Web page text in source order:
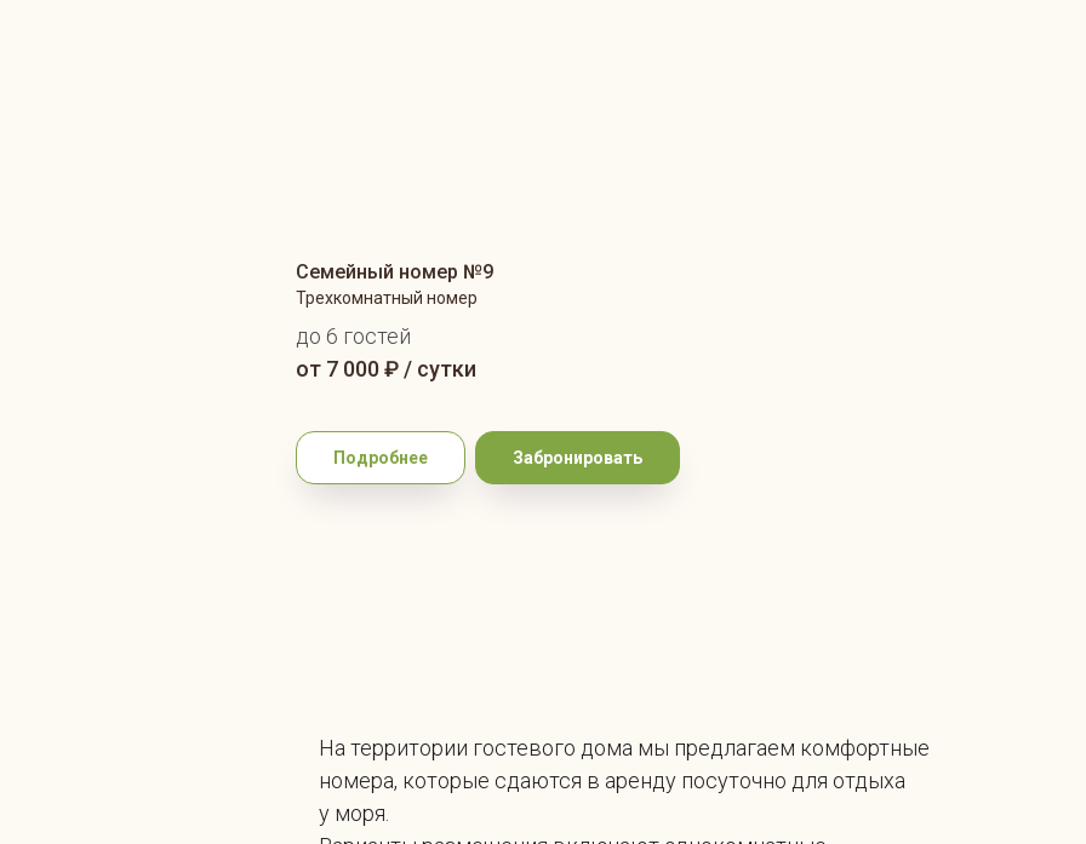
Семейный номер №9
Трехкомнатный номер
до 6 гостей
от 7 000 ₽ / сутки
Подробнее Забронировать
На территории гостевого дома мы предлагаем комфортные
номера, которые сдаются в аренду посуточно для отдыха
у моря.